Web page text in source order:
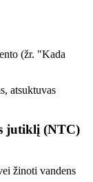
(žr. "Kada
atsuktuvas
jutiklį (NTC)
žinoti vandens